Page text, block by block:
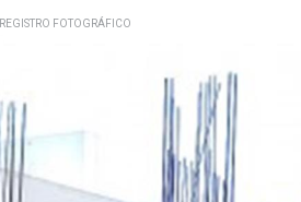
REGISTRO FOTOGRÁFICO